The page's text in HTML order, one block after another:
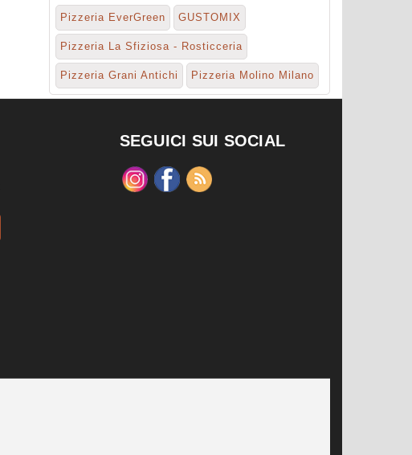
Pizzeria EverGreen GUSTOMIX
Pizzeria La Sfiziosa - Rosticceria
Pizzeria Grani Antichi Pizzeria Molino Milano
SEGUICI SUI SOCIAL